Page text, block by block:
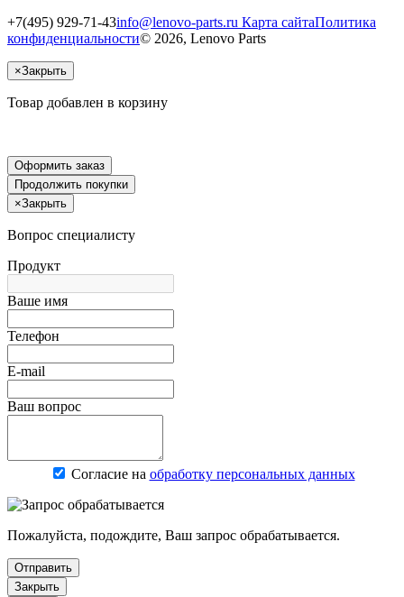
+7(495) 929-71-43info@lenovo-parts.ru Карта сайтаПолитика
конфиденциальности© 2026, Lenovo Parts
×Закрыть
Товар добавлен в корзину
Оформить заказ
Продолжить покупки
×Закрыть
Вопрос специалисту
Продукт
Ваше имя
Телефон
E-mail
Ваш вопрос
Согласие на обработку персональных данных
Пожалуйста, подождите, Ваш запрос обрабатывается.
Отправить
Закрыть